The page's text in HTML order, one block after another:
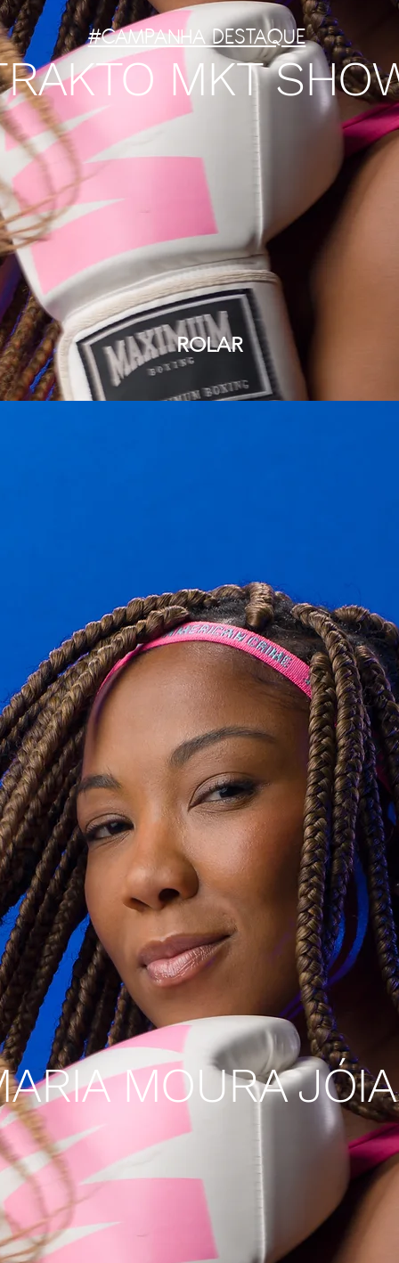
MKT
#CAMPANHA DESTAQUE
ROLAR
MOURA